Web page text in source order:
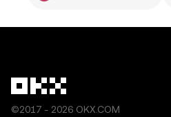
©2017 - 2026 OKX.COM